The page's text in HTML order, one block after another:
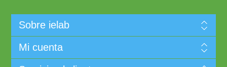
Sobre ielab
Mi cuenta